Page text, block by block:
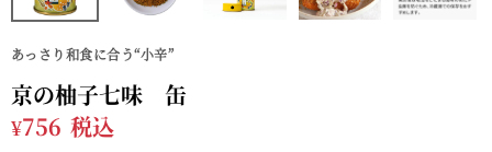
あっさり和食に合う“小辛”
京の柚子七味 缶
¥756 税込